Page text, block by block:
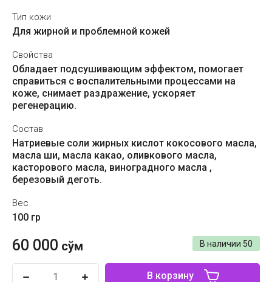
Тип кожи
Для жирной и проблемной кожей
Свойства
Обладает подсушивающим эффектом, помогает
справиться с воспалительными процессами на
коже, снимает раздражение, ускоряет
регенерацию.
Состав
Натриевые соли жирных кислот кокосового масла,
масла ши, масла какао, оливкового масла,
касторового масла, виноградного масла ,
березовый деготь.
Вес
100 гр
В наличии 50
60 000 сўм
В корзину